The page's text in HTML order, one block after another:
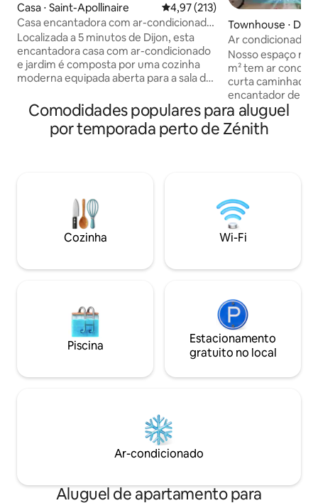
Casa ⋅ Saint-Apollinaire 4,97 de uma avaliação média de
4,97 (213)
Casa encantadora com ar-condicionado
e jardim fechado a 5 min de DIJON
Localizada a 5 minutos de Dijon, esta
encantadora casa com ar-condicionado
e jardim é composta por uma cozinha
moderna equipada aberta para a sala de
Casa de banho com WC. Separe o
segundo vaso sanitário. Academia.
Terraço ao ar livre com móveis de jardim,
da rodovia. • A 15 minutos da Route des
Grands Crus 🍇 • A 10 minutos do centro
Townhouse ⋅ Dijon
Ar condicionado,
lavanderia,
Nosso espaço
m² tem ar
curta caminhada
encantador de
edifício separado
você terá sua
estar/cozinha,
viagem de bonde
universidade e
e outras lojas nas
também falamos
Comodidades populares para aluguel
por temporada perto de Zénith
Cozinha Wi-Fi
Piscina
Estacionamento
gratuito no local
Ar-condicionado
Aluguel de apartamento para